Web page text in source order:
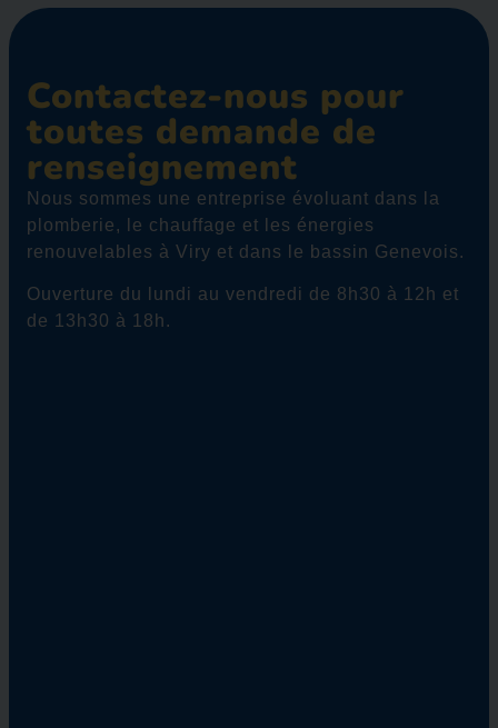
Contactez-nous pour
toutes demande de
renseignement
Nous sommes une entreprise évoluant dans la
plomberie, le chauffage et les énergies
renouvelables à Viry et dans le bassin Genevois.
Ouverture du lundi au vendredi de 8h30 à 12h et
de 13h30 à 18h.